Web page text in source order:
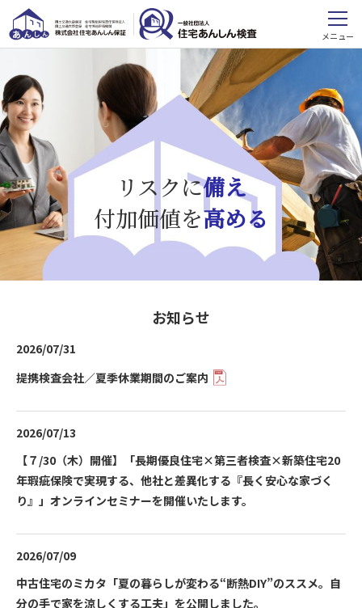
メニュー
リスクに備え
付加価値を高める
お知らせ
2026/07/31
提携検査会社／夏季休業期間のご案内
2026/07/13
【７/30（木）開催】「長期優良住宅×第三者検査×新築住宅20
年瑕疵保険で実現する、他社と差異化する『長く安心な家づく
り』」オンラインセミナーを開催いたします。
2026/07/09
中古住宅のミカタ「夏の暮らしが変わる“断熱DIY”のススメ。自
分の手で家を涼しくする工夫」を公開しました。